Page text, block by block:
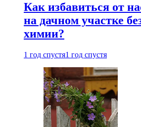
Как избавиться от
на дачном участке
химии?
1 год спустя1 год спустя